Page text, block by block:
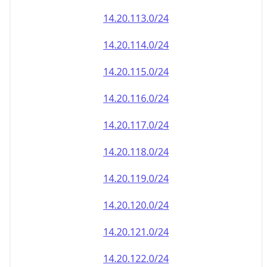
14.20.113.0/24
14.20.114.0/24
14.20.115.0/24
14.20.116.0/24
14.20.117.0/24
14.20.118.0/24
14.20.119.0/24
14.20.120.0/24
14.20.121.0/24
14.20.122.0/24